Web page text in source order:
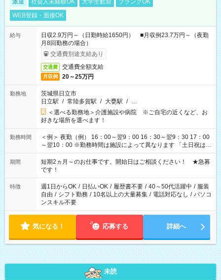
派遣 社会人未経験OK 大学生歓迎
ブランクOK
WEB登録・面接OK
給与
日収2.9万円～（日勤時給1650円） ■月収例23.7万円～（夜勤
月8回勤務の場合）
交通費別途支給あり
交通費 交通費全額支給
月収例 20～25万円
勤務地
茨城県日立市
日立駅 / 常陸多賀駅 / 大甕駅 / …
＜選べる勤務地＞介護施設や病院 ※ご自宅の近くなど、お
好きな場所を選べます！
勤務時間
＜例＞ 夜勤（例） 16：00～翌9：00 16：30～翌9：30 17：00
～翌10：00 ※勤務時間は施設によって異なります 「土日祝は休
みたい」 「しっかり稼ぎたい」 「もう少し遅い時間から始めた
い」など ご希望にあったお仕事をご案内いたします。 ※未経験
の方の場合は1～2ヶ月間は日中での仕事を経験いただき、 お
仕事に慣れてからの夜勤になります。 ★家庭の都合でお休みが
必要な場合も遠慮なくご相談ください。
期間
短期2ヵ月～のお仕事です。開始日はご相談ください！ ★急募
です！
特徴 週1日からOK / 日払いOK / 履歴書不要 / 40～50代活躍中 / 服装
自由 / シフト勤務 / 10名以上の大量募集 / 電話対応なし / パソコ
ンスキル不要
気になる！ 応募する 詳細へ
未読